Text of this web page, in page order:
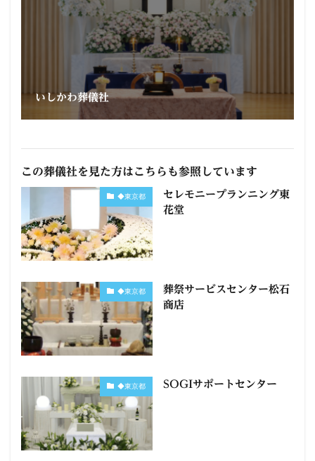
いしかわ葬儀社
この葬儀社を見た方はこちらも参照しています
◆東京都
セレモニープランニング東
花堂
◆東京都
葬祭サービスセンター松石
商店
◆東京都 SOGIサポートセンター